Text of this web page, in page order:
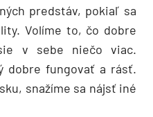
predstáv, pokiaľ sa
Volíme to, čo dobre
v sebe niečo viac.
dobre fungovať a rásť.
snažíme sa nájsť iné